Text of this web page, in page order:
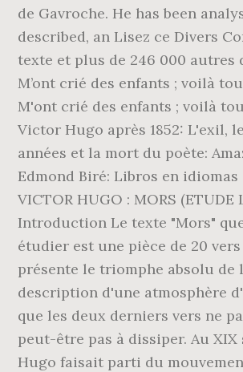
de Gavroche. He has been
described, an Lisez ce Divers
texte et plus de 246 000 autres
M’ont crié des enfants ; voilà
M'ont crié des enfants ; voilà
Victor Hugo après 1852: L'exil,
années et la mort du poète:
Edmond Biré: Libros en
VICTOR HUGO : MORS (ETUDE
Introduction Le texte "Mors"
étudier est une pièce de 20
présente le triomphe absolu de
description d'une atmosphère
que les deux derniers vers ne
peut-être pas à dissiper. Au
Hugo faisait parti du